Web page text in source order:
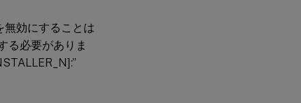
無効にすることは
る必要がありま